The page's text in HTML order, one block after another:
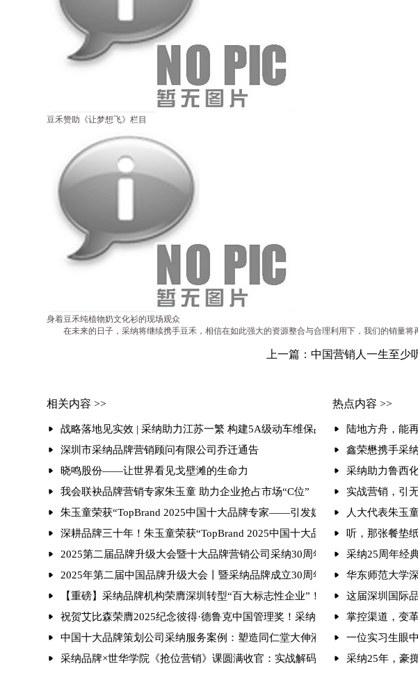
豆禾赞助《让梦想飞》栏目
身着豆禾纯植物奶文化衫的现场观众
在未来的日子，采纳将继续携手豆禾，相信在如此强大的资源整合与合理利用下，我们的销量将
上一篇：中国营销人一生至少
相关内容 >>
战略落地见实效 | 采纳助力江苏一繁 构建5A级动车维保品牌心智
深圳市采纳品牌营销顾问有限公司乔迁通告
晓鸣股份——让世界看见戈壁滩的生命力
我会联袂品牌营销专家朱玉童 助力企业抢占市场“C位”
朱玉童荣获“TopBrand 2025中国十大品牌专家——引发媒体的相继报道
深耕品牌三十年！朱玉童荣获“TopBrand 2025中国十大品牌专家”
2025第二届品牌升级大会暨十大品牌营销公司采纳30周年庆典 引发媒体的相
2025年第二届中国品牌升级大会丨暨采纳品牌成立30周年庆典圆满举行聚焦“
【重磅】采纳品牌机构荣膺深圳转型“百大标志性企业”！朱玉童抢位营销赋
祝贺艾比森荣膺2025纪念彼得·德鲁克中国管理奖！采纳品牌营销策划机构赋
中国十大品牌策划公司采纳服务案例：塑造同仁堂大伸液“中国保健酒宗师”品
采纳品牌×世华学院《抢位营销》课圆满收官：实战解码引爆现场 锁定存量时
热点内容 >>
陆地方舟，能
鑫荣懋携手采
采纳助力鲁西
实战营销，引
人大代表朱玉
听，那张餐垫
华东师范大学
这届深圳国际
掌控渠道，变
一位实习生眼
采纳25年，豪